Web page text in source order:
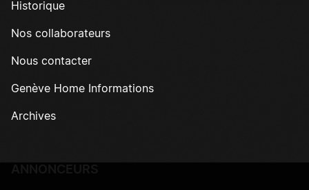
Historique
Nos collaborateurs
Nous contacter
Genève Home Informations
Archives